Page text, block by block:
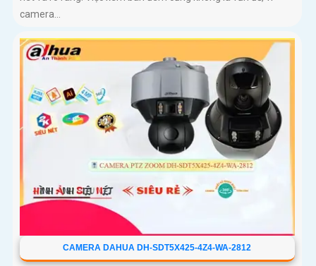
camera...
CAMERA DAHUA DH-SDT5X425-4Z4-WA-2812